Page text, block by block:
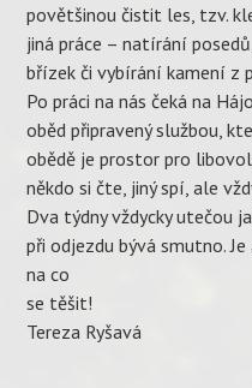
povětšinou čistit les, tzv.
jiná práce – natírání
břízek či vybírání kamení z
Po práci na nás čeká na
oběd připravený službou,
obědě je prostor pro
někdo si čte, jiný spí, ale
Dva týdny vždycky utečou
při odjezdu bývá smutno.
na co
se těšit!
Tereza Ryšavá